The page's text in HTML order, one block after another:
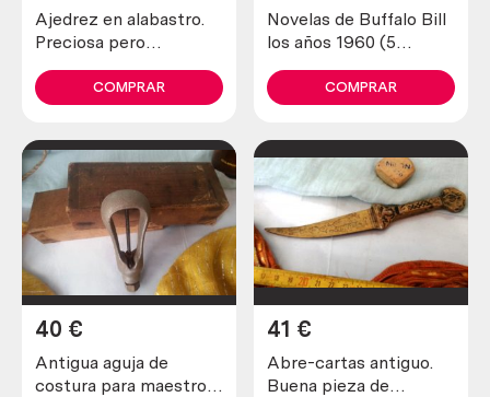
Ajedrez en alabastro.
Preciosa pero
estado.
COMPRAR
Novelas de Buffalo Bill
los años 1960 (5
COMPRAR
Antigua aguja de
costura para maestros
40 €
Abre-cartas antiguo.
Buena pieza de
41 €